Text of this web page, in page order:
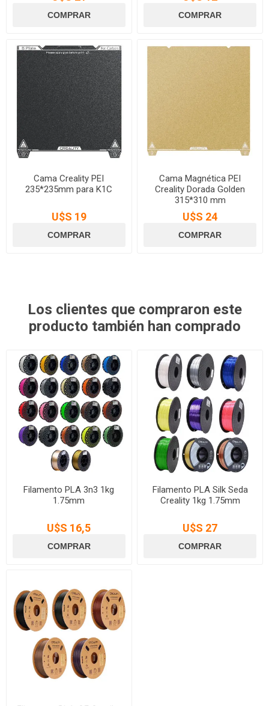
Cama Creality PEI
235*235mm para K1C
U$S 19
Cama Magnética PEI
Creality Dorada Golden
315*310 mm
U$S 24
Los clientes que compraron este
producto también han comprado
Filamento PLA 3n3 1kg
1.75mm
U$S 16,5
Filamento PLA Silk Seda
Creality 1kg 1.75mm
U$S 27